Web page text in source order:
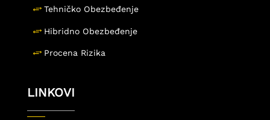
Tehničko Obezbeđenje
Hibridno Obezbeđenje
Procena Rizika
LINKOVI